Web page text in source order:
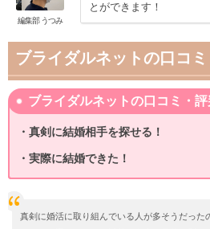
編集部 うつみ
とができます！
ブライダルネットの口コミ
ブライダルネットの口コミ・評
・真剣に結婚相手を探せる！
・実際に結婚できた！
真剣に婚活に取り組んでいる人が多そうだった